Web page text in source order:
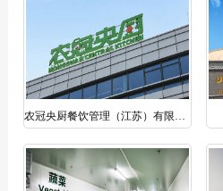
农冠央厨餐饮管理（江苏）有限公司